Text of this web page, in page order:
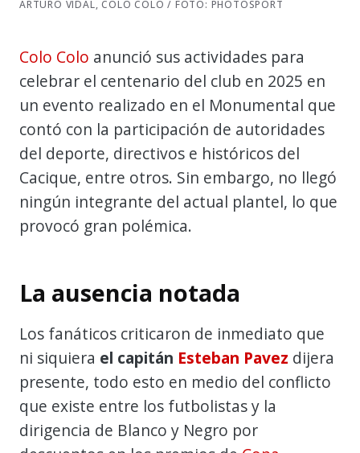
ARTURO VIDAL, COLO COLO / FOTO: PHOTOSPORT
Colo Colo anunció sus actividades para
celebrar el centenario del club en 2025 en
un evento realizado en el Monumental que
contó con la participación de autoridades
del deporte, directivos e históricos del
Cacique, entre otros. Sin embargo, no llegó
ningún integrante del actual plantel, lo que
provocó gran polémica.
La ausencia notada
Los fanáticos criticaron de inmediato que
ni siquiera el capitán Esteban Pavez dijera
presente, todo esto en medio del conflicto
que existe entre los futbolistas y la
dirigencia de Blanco y Negro por